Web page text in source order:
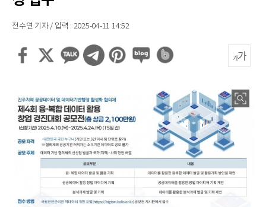
전수연 기자 / 입력 : 2025-04-11 14:52